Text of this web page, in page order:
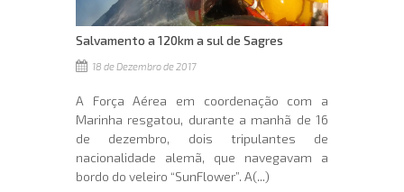
Salvamento a 120km a sul de Sagres
18 de Dezembro de 2017
A Força Aérea em coordenação com a
Marinha resgatou, durante a manhã de 16
de dezembro, dois tripulantes de
nacionalidade alemã, que navegavam a
bordo do veleiro “SunFlower”. A(...)